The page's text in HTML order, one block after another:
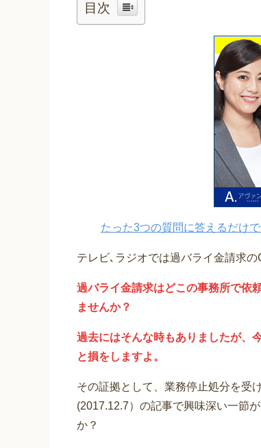
目次
たった3つの質問に答えるだけ
テレビ､ラジオでは過バライ金請求の
過バライ金請求はどこの事務所で依
ませんか？
過去にはそんな時もありましたが、
と損をしますよ。
その証拠として、業務停止処分を受
(2017.12.7）の記事で興味深い一節
か？